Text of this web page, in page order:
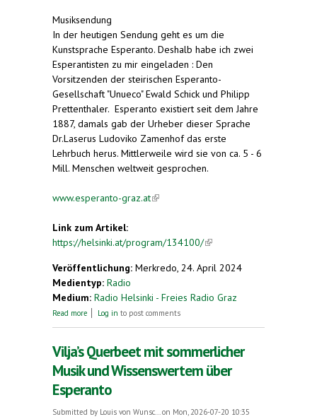
Musiksendung
In der heutigen Sendung geht es um die
Kunstsprache Esperanto. Deshalb habe ich zwei
Esperantisten zu mir eingeladen : Den
Vorsitzenden der steirischen Esperanto-
Gesellschaft "Unueco" Ewald Schick und Philipp
Prettenthaler. Esperanto existiert seit dem Jahre
1887, damals gab der Urheber dieser Sprache
Dr.Laserus Ludoviko Zamenhof das erste
Lehrbuch herus. Mittlerweile wird sie von ca. 5 - 6
Mill. Menschen weltweit gesprochen.
www.esperanto-graz.at(link is external)
Link zum Artikel:
https://helsinki.at/program/134100/(link is
Veröffentlichung: Merkredo, 24. April 2024
Medientyp: Radio
Medium: Radio Helsinki - Freies Radio Graz
Read more about Querbeet mit Vilja und Gästen zum Thema
Log in to post comments
Vilja’s Querbeet mit sommerlicher
Musik und Wissenswertem über
Esperanto
Submitted by Louis von Wunsc... on Mon, 2026-07-20 10:35